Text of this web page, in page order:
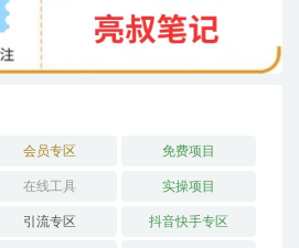
会员专区 免费项目
在线工具 实操项目
引流专区 抖音快手专区